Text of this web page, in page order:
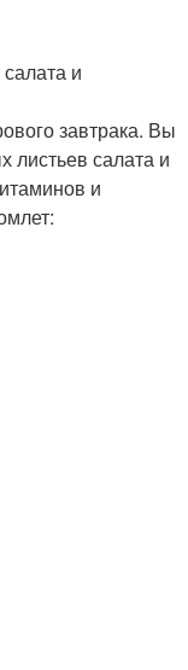
и
завтрака. Вы
листьев салата и
и